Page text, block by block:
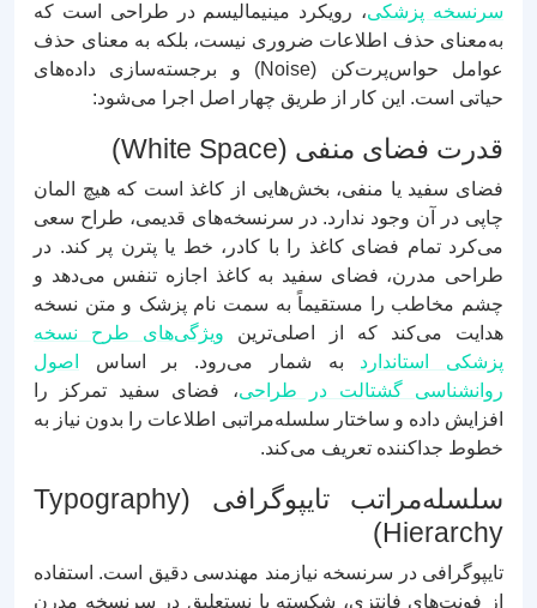
سرنسخه پزشکی، رویکرد مینیمالیسم در طراحی است که
به‌معنای حذف اطلاعات ضروری نیست، بلکه به معنای حذف
عوامل حواس‌پرت‌کن (Noise) و برجسته‌سازی داده‌های
حیاتی است. این کار از طریق چهار اصل اجرا می‌شود:
قدرت فضای منفی (White Space)
فضای سفید یا منفی، بخش‌هایی از کاغذ است که هیچ المان
چاپی در آن وجود ندارد. در سرنسخه‌های قدیمی، طراح سعی
می‌کرد تمام فضای کاغذ را با کادر، خط یا پترن پر کند. در
طراحی مدرن، فضای سفید به کاغذ اجازه تنفس می‌دهد و
چشم مخاطب را مستقیماً به سمت نام پزشک و متن نسخه
هدایت می‌کند که از اصلی‌ترین ویژگی‌های طرح نسخه
پزشکی استاندارد به شمار می‌رود. بر اساس
اصول
روانشناسی گشتالت در طراحی، فضای سفید تمرکز را
افزایش داده و ساختار سلسله‌مراتبی اطلاعات را بدون نیاز به
خطوط جداکننده تعریف می‌کند.
سلسله‌مراتب تایپوگرافی (Typography
Hierarchy)
تایپوگرافی در سرنسخه نیازمند مهندسی دقیق است. استفاده
از فونت‌های فانتزی، شکسته یا نستعلیق در سرنسخه مدرن